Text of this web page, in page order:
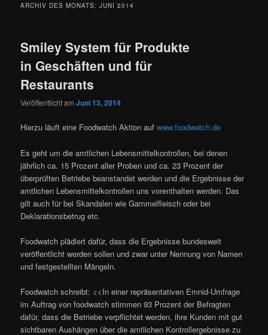
ARCHIV DES MONATS:JUNI 2014
Smiley System für Produkte
in Geschäften und für
Restaurants
Veröffentlicht amJuni 13, 2014
Hierzu läuft eine Foodwatch Aktion aufwww.foodwatch.de
Es geht um die amtlichen Lebensmittelkontrollen, bei denen
jährlich ca. 15 Prozent aller Proben und ca. 23 Prozent der
überprüften Betriebe beanstandet werden und die Ergebnisse der
amtlichen Lebensmittelkontrollen uns vorenthalten werden. Das
gilt auch für bei Skandalen wie Gammelfleisch oder bei
Deklarationsbetrug etc.
Foodwatch plädiert dafür, dass die Ergebnisse bundesweit
veröffentlicht werden sollen und zwar unter Nennung von Namen
und festgestellten Mängeln.
Foodwatch schreibt: <<In einer repräsentativen Emnid-Umfrage
im Auftrag von foodwatch stimmen 93 Prozent der Befragten
dafür, dass die Betriebe verpflichtet werden, ihre Kunden mit gut
sichtbaren Aushängen über die amtlichen Kontrollergebnisse zu